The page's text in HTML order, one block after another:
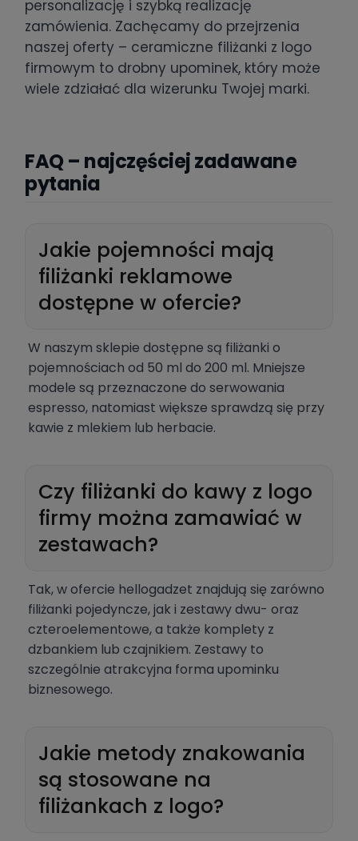
personalizację i szybką realizację
zamówienia. Zachęcamy do przejrzenia
naszej oferty – ceramiczne filiżanki z logo
firmowym to drobny upominek, który może
wiele zdziałać dla wizerunku Twojej marki.
FAQ – najczęściej zadawane
pytania
Jakie pojemności mają
filiżanki reklamowe
dostępne w ofercie?
W naszym sklepie dostępne są filiżanki o
pojemnościach od 50 ml do 200 ml. Mniejsze
modele są przeznaczone do serwowania
espresso, natomiast większe sprawdzą się przy
kawie z mlekiem lub herbacie.
Czy filiżanki do kawy z logo
firmy można zamawiać w
zestawach?
Tak, w ofercie hellogadzet znajdują się zarówno
filiżanki pojedyncze, jak i zestawy dwu- oraz
czteroelementowe, a także komplety z
dzbankiem lub czajnikiem. Zestawy to
szczególnie atrakcyjna forma upominku
biznesowego.
Jakie metody znakowania
są stosowane na
filiżankach z logo?